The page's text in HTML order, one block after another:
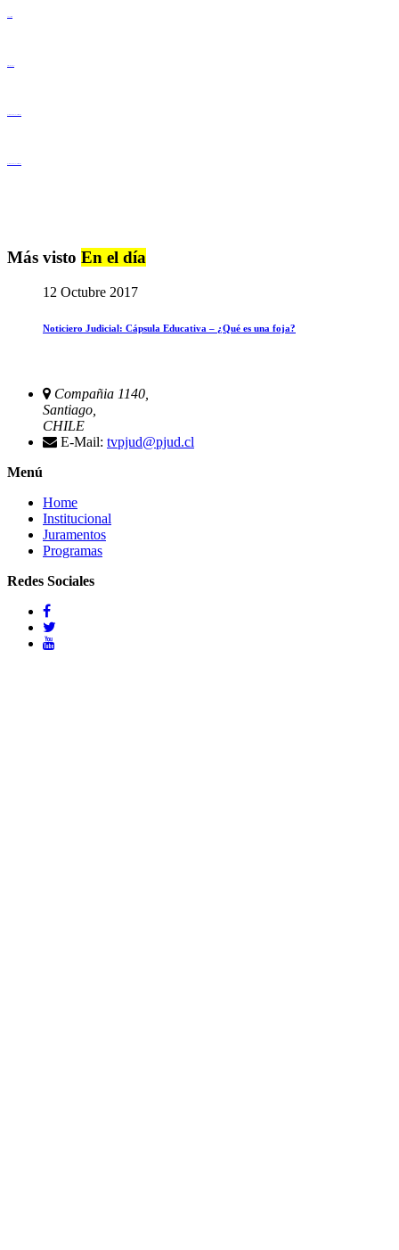
Más visto En el día
12 Octubre 2017
Noticiero Judicial: Cápsula Educativa – ¿Qué es una foja?
Compañia 1140,
Santiago,
CHILE
E-Mail: tvpjud@pjud.cl
Menú
Home
Institucional
Juramentos
Programas
Redes Sociales